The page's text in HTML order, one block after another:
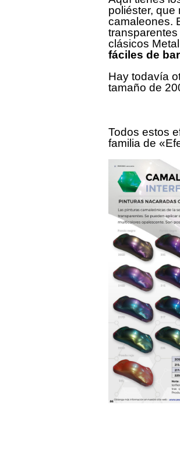
poliéster, que
camaleones.
clásicos
fáciles de
Hay todavía
tamaño de
Todos estos
familia de